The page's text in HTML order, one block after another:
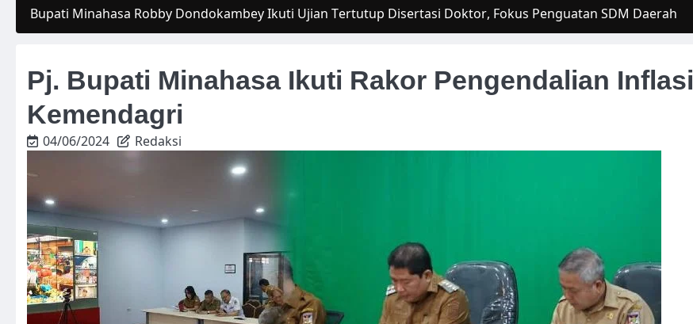
Bupati Minahasa Robby Dondokambey Ikuti Ujian Tertutup Disertasi Doktor, Fokus Penguatan SDM Daerah
Pj. Bupati Minahasa Ikuti Rakor Pengendalian Inflasi
Kemendagri
04/06/2024 Redaksi